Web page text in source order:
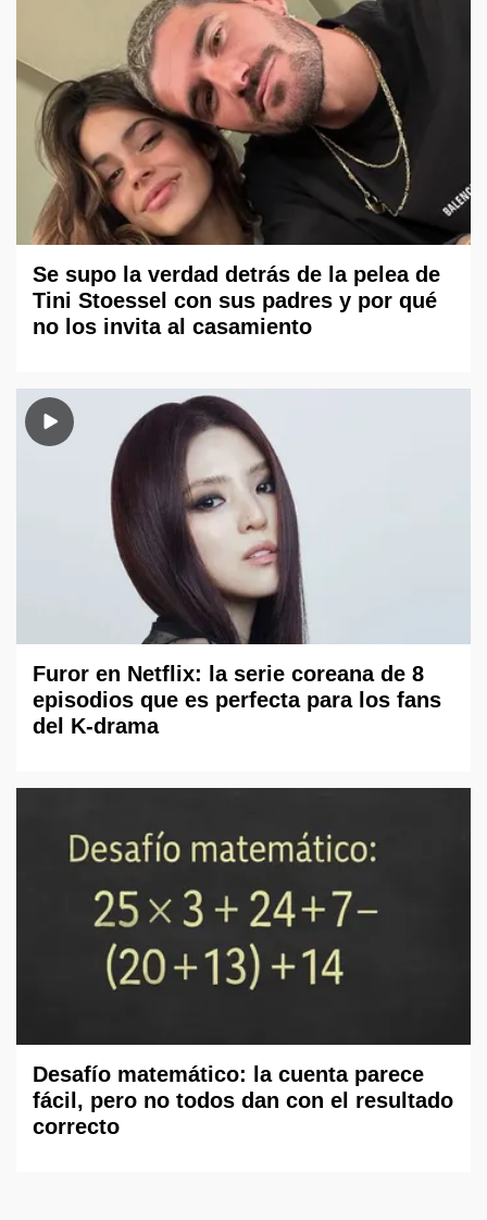
Se supo la verdad detrás de la pelea de
Tini Stoessel con sus padres y por qué
no los invita al casamiento
Furor en Netflix: la serie coreana de 8
episodios que es perfecta para los fans
del K-drama
Desafío matemático: la cuenta parece
fácil, pero no todos dan con el resultado
correcto